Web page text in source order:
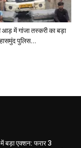
में गांजा तस्करी का बड़ा
पुलिस...
बड़ा एक्शन: फरार 3